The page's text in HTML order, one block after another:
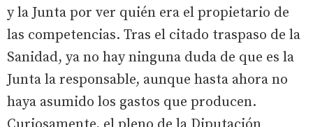
y la Junta por ver quién era el propietario de
las competencias. Tras el citado traspaso de la
Sanidad, ya no hay ninguna duda de que es la
Junta la responsable, aunque hasta ahora no
haya asumido los gastos que producen.